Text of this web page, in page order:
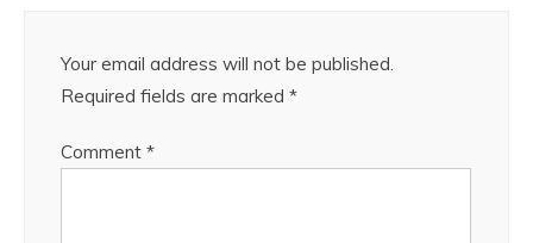
Your email address will not be published.
Required fields are marked *
Comment *